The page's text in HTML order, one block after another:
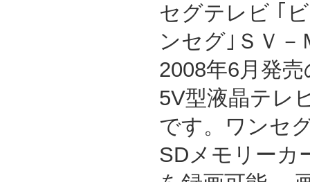
セグテレビ ｢
ンセグ｣ＳＶ－
2008年6月発
5V型液晶テレ
です。ワンセ
SDメモリーカ